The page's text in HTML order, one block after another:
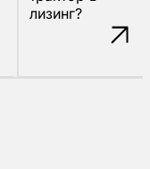
лизинг?